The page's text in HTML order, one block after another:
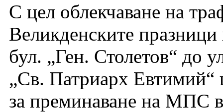
С цел облекчаване на
Великденските празници
бул. „Ген. Столетов“ до
„Св. Патриарх Евтимий“
за преминаване на МПС